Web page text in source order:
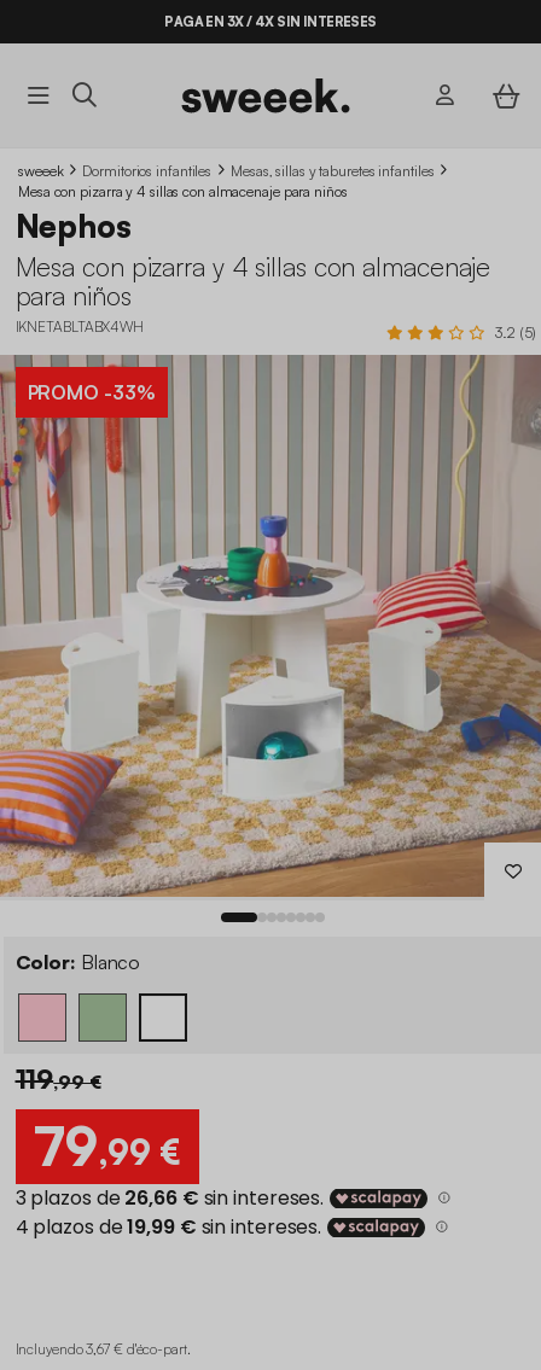
PAGA EN 3X / 4X SIN INTERESES
sweeek Dormitorios infantiles
Mesas, sillas y taburetes infantiles
Mesa con pizarra y 4 sillas con almacenaje para niños
Nephos
Mesa con pizarra y 4 sillas con almacenaje
para niños
IKNETABLTABX4WH 3.2 (5)
PROMO -33%
Color: Blanco
119,99 €
79,99 €
Incluyendo 3,67 € d'éco-part.